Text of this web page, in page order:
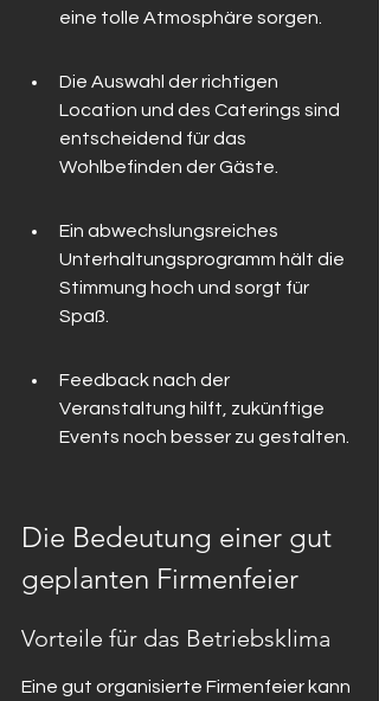
eine tolle Atmosphäre sorgen.
Die Auswahl der richtigen
Location und des Caterings sind
entscheidend für das
Wohlbefinden der Gäste.
Ein abwechslungsreiches
Unterhaltungsprogramm hält die
Stimmung hoch und sorgt für
Spaß.
Feedback nach der
Veranstaltung hilft, zukünftige
Events noch besser zu gestalten.
Die Bedeutung einer gut
geplanten Firmenfeier
Vorteile für das Betriebsklima
Eine gut organisierte Firmenfeier kann